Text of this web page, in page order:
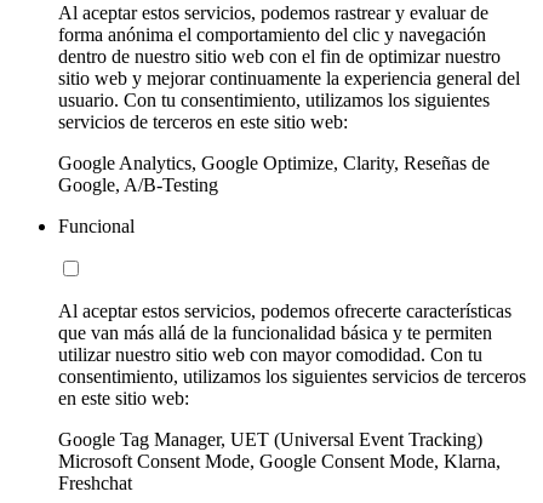
Al aceptar estos servicios, podemos rastrear y evaluar de
forma anónima el comportamiento del clic y navegación
dentro de nuestro sitio web con el fin de optimizar nuestro
sitio web y mejorar continuamente la experiencia general del
usuario. Con tu consentimiento, utilizamos los siguientes
servicios de terceros en este sitio web:
Google Analytics, Google Optimize, Clarity, Reseñas de
Google, A/B-Testing
Funcional
Al aceptar estos servicios, podemos ofrecerte características
que van más allá de la funcionalidad básica y te permiten
utilizar nuestro sitio web con mayor comodidad. Con tu
consentimiento, utilizamos los siguientes servicios de terceros
en este sitio web:
Google Tag Manager, UET (Universal Event Tracking)
Microsoft Consent Mode, Google Consent Mode, Klarna,
Freshchat